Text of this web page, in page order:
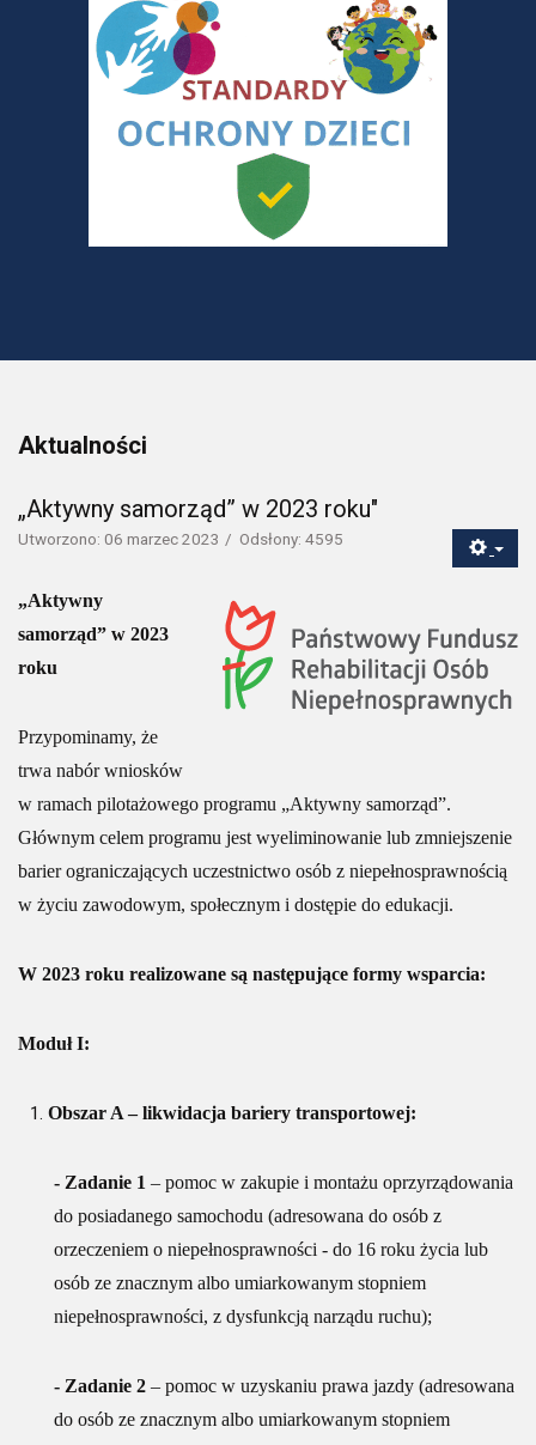
Aktualności
„Aktywny samorząd” w 2023 roku"
Utworzono: 06 marzec 2023 Odsłony: 4595
„Aktywny
samorząd” w 2023
roku
Przypominamy, że
trwa nabór wniosków
w ramach pilotażowego programu „Aktywny samorząd”.
Głównym celem programu jest wyeliminowanie lub zmniejszenie
barier ograniczających uczestnictwo osób z niepełnosprawnością
w życiu zawodowym, społecznym i dostępie do edukacji.
W 2023 roku realizowane są następujące formy wsparcia:
Moduł I:
Obszar A – likwidacja bariery transportowej:
- Zadanie 1 – pomoc w zakupie i montażu oprzyrządowania
do posiadanego samochodu (adresowana do osób z
orzeczeniem o niepełnosprawności - do 16 roku życia lub
osób ze znacznym albo umiarkowanym stopniem
niepełnosprawności, z dysfunkcją narządu ruchu);
- Zadanie 2 – pomoc w uzyskaniu prawa jazdy (adresowana
do osób ze znacznym albo umiarkowanym stopniem